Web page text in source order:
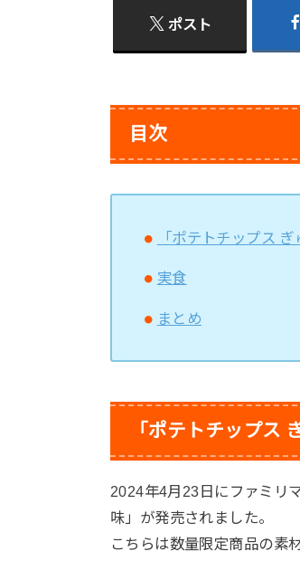
ポスト
目次
「ポテトチップス
実食
まとめ
「ポテトチップス
2024年4月23日にファミリ
味」が発売されました。
こちらは数量限定商品の素